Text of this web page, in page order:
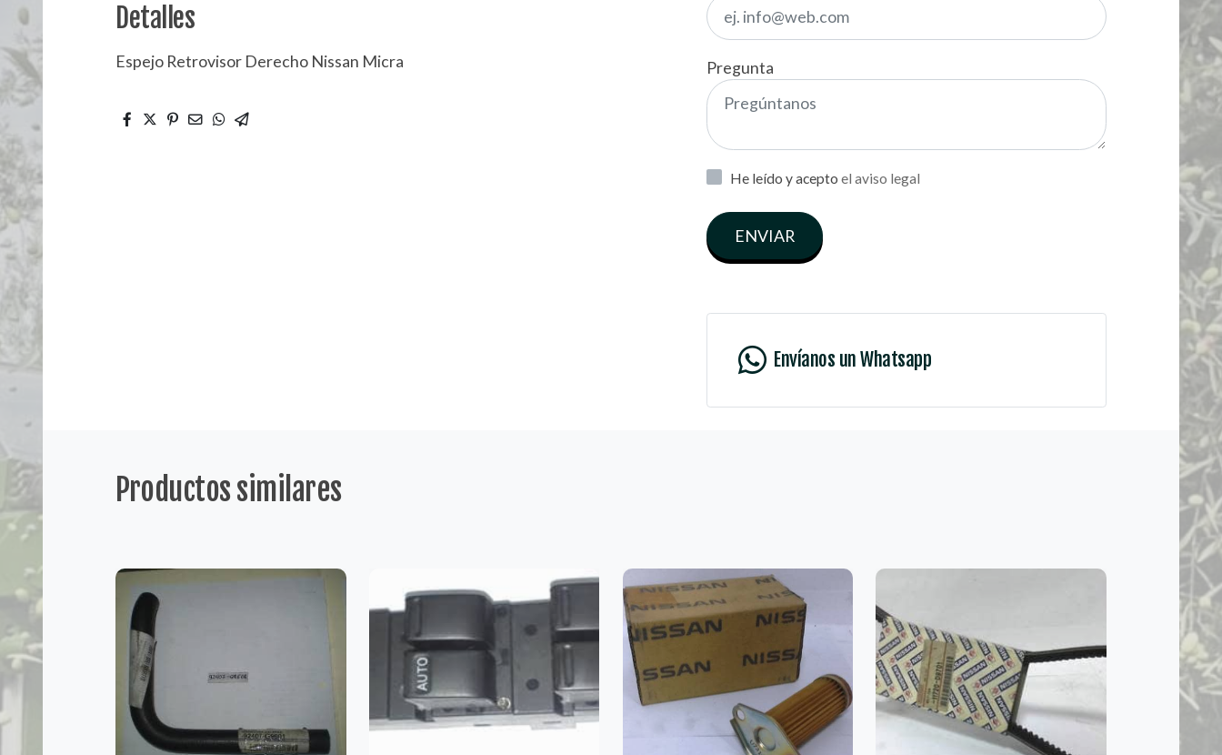
Detalles
Espejo Retrovisor Derecho Nissan Micra Pregunta
He leído y acepto el aviso legal
ENVIAR
Envíanos un Whatsapp
Productos similares